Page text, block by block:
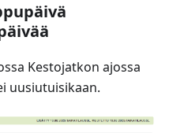
Kestojatkon ajossa
uusiutuisikaan.